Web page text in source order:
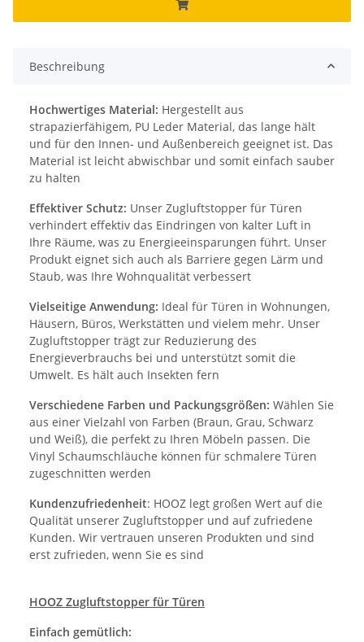
Beschreibung
Hochwertiges Material: Hergestellt aus
strapazierfähigem, PU Leder Material, das lange hält
und für den Innen- und Außenbereich geeignet ist. Das
Material ist leicht abwischbar und somit einfach sauber
zu halten
Effektiver Schutz: Unser Zugluftstopper für Türen
verhindert effektiv das Eindringen von kalter Luft in
Ihre Räume, was zu Energieeinsparungen führt. Unser
Produkt eignet sich auch als Barriere gegen Lärm und
Staub, was Ihre Wohnqualität verbessert
Vielseitige Anwendung: Ideal für Türen in Wohnungen,
Häusern, Büros, Werkstätten und vielem mehr. Unser
Zugluftstopper trägt zur Reduzierung des
Energieverbrauchs bei und unterstützt somit die
Umwelt. Es hält auch Insekten fern
Verschiedene Farben und Packungsgrößen: Wählen Sie
aus einer Vielzahl von Farben (Braun, Grau, Schwarz
und Weiß), die perfekt zu Ihren Möbeln passen. Die
Vinyl Schaumschläuche können für schmalere Türen
zugeschnitten werden
Kundenzufriedenheit: HOOZ legt großen Wert auf die
Qualität unserer Zugluftstopper und auf zufriedene
Kunden. Wir vertrauen unseren Produkten und sind
erst zufrieden, wenn Sie es sind
HOOZ Zugluftstopper für Türen
Einfach gemütlich: